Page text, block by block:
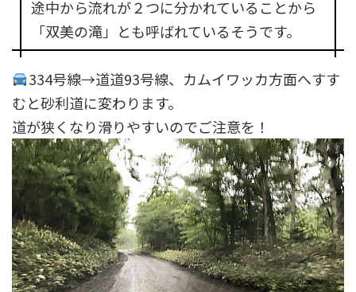
途中から流れが２つに分かれていることから
「双美の滝」とも呼ばれているそうです。
334号線→道道93号線、カムイワッカ方面へすす
むと砂利道に変わります。
道が狭くなり滑りやすいのでご注意を！